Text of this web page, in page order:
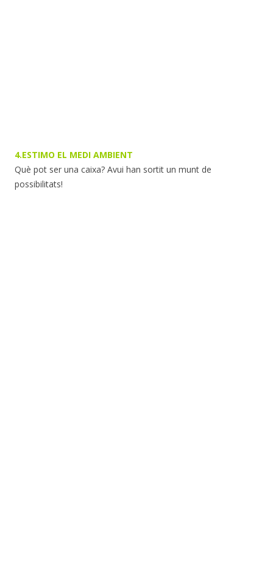
4.ESTIMO EL MEDI AMBIENT
Què pot ser una caixa? Avui han sortit un munt de
possibilitats!